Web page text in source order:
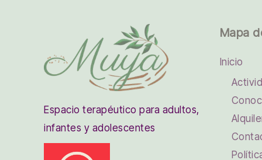
Espacio terapéutico para adultos,
infantes y adolescentes
Mapa
Inicio